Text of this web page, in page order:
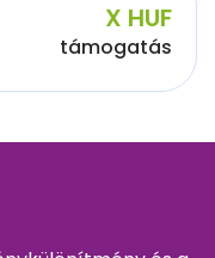
X HUF
támogatás